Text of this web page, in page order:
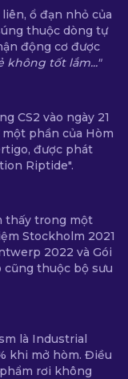
ổ đạn nhỏ của
thuộc dòng tự
động cơ được
không tốt lắm..."
CS2 vào ngày 21
phần của Hòm
được phát
Riptide".
thấy trong một
Stockholm 2021
2022 và Gói
cũng thuộc bộ sưu
là Industrial
khi mở hòm. Điều
rơi không